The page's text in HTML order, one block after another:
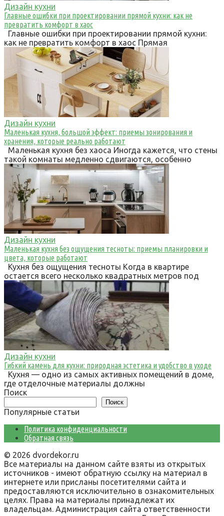
Дизайн кухни
Главные ошибки при проектировании прямой кухни: как не
превратить комфорт в хаос
Главные ошибки при проектировании прямой кухни:
как не превратить комфорт в хаос Прямая
Дизайн кухни
Маленькая кухня, большой эффект: приемы зонирования и
хранения, которые реально работают
Маленькая кухня без хаоса Иногда кажется, что стены
такой комнаты медленно сдвигаются, особенно
Дизайн кухни
Маленькая кухня без ощущения тесноты: приемы планировки и
цвета, которые работают
Кухня без ощущения тесноты Когда в квартире
остается всего несколько квадратных метров под
Дизайн кухни
Гибкий камень для кухни: природная эстетика и удобство в уходе
Кухня — одно из самых активных помещений в доме,
где отделочные материалы должны
Поиск
Поиск
Популярные статьи
Политика конфиденциальности
Обратная связь
© 2026 dvordekor.ru
Все материалы на данном сайте взяты из открытых
источников - имеют обратную ссылку на материал в
интернете или присланы посетителями сайта и
предоставляются исключительно в ознакомительных
целях. Права на материалы принадлежат их
владельцам. Администрация сайта ответственности